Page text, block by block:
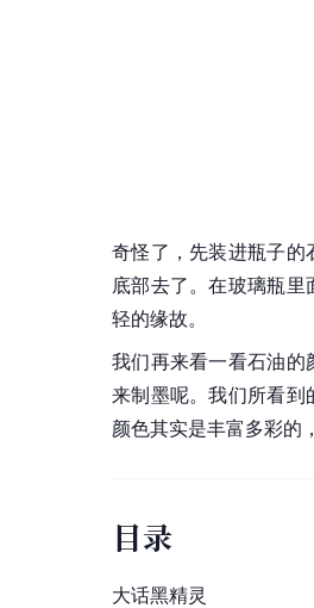
奇怪了，先装进瓶子的
底部去了。在玻璃瓶
轻的缘故。
我们再来看一看石油
来制墨呢。我们所看到
颜色其实是丰富多彩的
目录
大话黑精灵